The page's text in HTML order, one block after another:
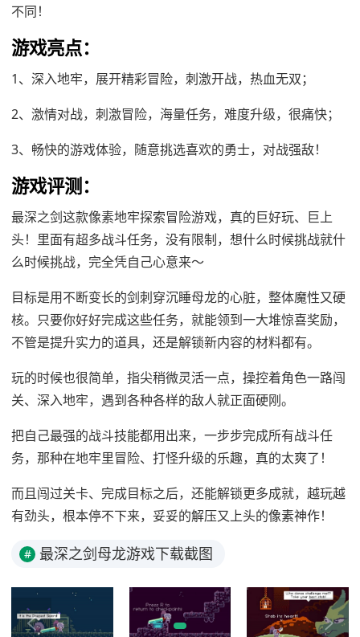
不同！
游戏亮点：
1、深入地牢，展开精彩冒险，刺激开战，热血无双；
2、激情对战，刺激冒险，海量任务，难度升级，很痛快；
3、畅快的游戏体验，随意挑选喜欢的勇士，对战强敌！
游戏评测：
最深之剑这款像素地牢探索冒险游戏，真的巨好玩、巨上
头！里面有超多战斗任务，没有限制，想什么时候挑战就什
么时候挑战，完全凭自己心意来～
目标是用不断变长的剑刺穿沉睡母龙的心脏，整体魔性又硬
核。只要你好好完成这些任务，就能领到一大堆惊喜奖励，
不管是提升实力的道具，还是解锁新内容的材料都有。
玩的时候也很简单，指尖稍微灵活一点，操控着角色一路闯
关、深入地牢，遇到各种各样的敌人就正面硬刚。
把自己最强的战斗技能都用出来，一步步完成所有战斗任
务，那种在地牢里冒险、打怪升级的乐趣，真的太爽了！
而且闯过关卡、完成目标之后，还能解锁更多成就，越玩越
有劲头，根本停不下来，妥妥的解压又上头的像素神作！
# 最深之剑母龙游戏下载截图